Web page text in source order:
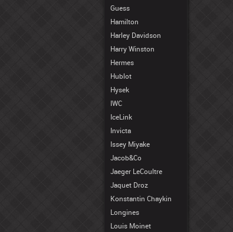
Guess
Hamilton
Harley Davidson
Harry Winston
Hermes
Hublot
Hysek
IWC
IceLink
Invicta
Issey Miyake
Jacob&Co
Jaeger LeCoultre
Jaquet Droz
Konstantin Chaykin
Longines
Louis Moinet